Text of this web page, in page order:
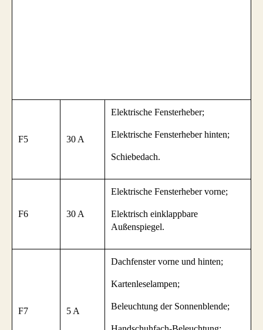
F5 30 A
Elektrische Fensterheber;
Elektrische Fensterheber hinten;
Schiebedach.
F6 30 A
Elektrische Fensterheber vorne;
Elektrisch einklappbare
Außenspiegel.
F7 5 A
Dachfenster vorne und hinten;
Kartenleselampen;
Beleuchtung der Sonnenblende;